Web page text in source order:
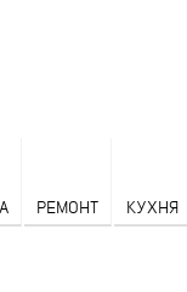
РЕМОНТ КУХНЯ